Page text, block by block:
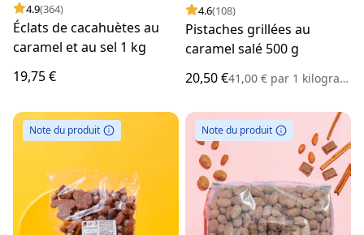
4.9(364)
Éclats de cacahuètes au
caramel et au sel 1 kg
19,75 €
4.6(108)
Pistaches grillées au
caramel salé 500 g
20,50 €41,00 € par 1 kilogramme
Note du produit Note du produit